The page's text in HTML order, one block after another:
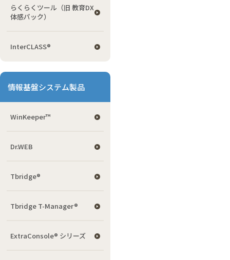
らくらくツール（旧 教育DX
体感パック）
InterCLASS®
情報基盤システム製品
WinKeeper™
Dr.WEB
Tbridge®
Tbridge T-Manager®
ExtraConsole® シリーズ